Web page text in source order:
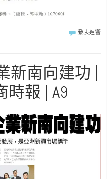
發表迴響
新南向建功 |
時報 | A9